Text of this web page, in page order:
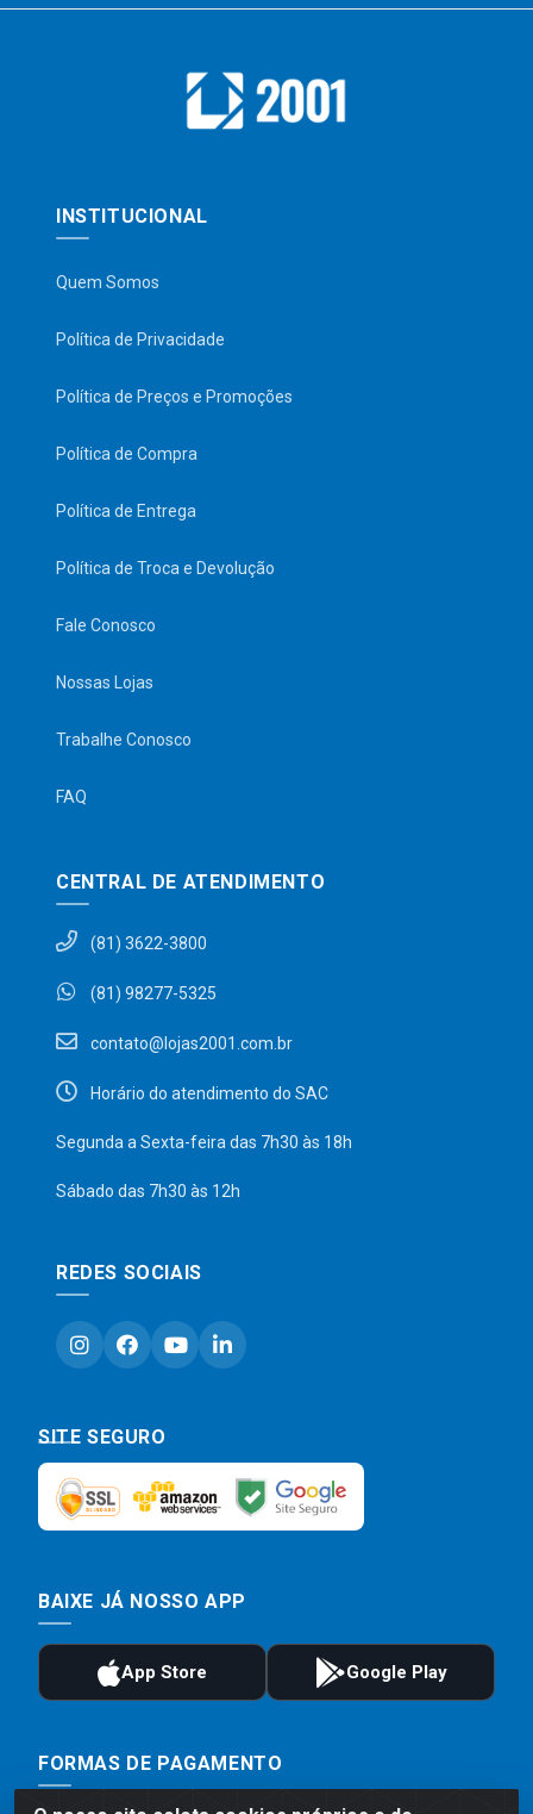
INSTITUCIONAL
Quem Somos
Política de Privacidade
Política de Preços e Promoções
Política de Compra
Política de Entrega
Política de Troca e Devolução
Fale Conosco
Nossas Lojas
Trabalhe Conosco
FAQ
CENTRAL DE ATENDIMENTO
(81) 3622-3800
(81) 98277-5325
contato@lojas2001.com.br
Horário do atendimento do SAC
Segunda a Sexta-feira das 7h30 às 18h
Sábado das 7h30 às 12h
REDES SOCIAIS
SITE SEGURO
BAIXE JÁ NOSSO APP
FORMAS DE PAGAMENTO